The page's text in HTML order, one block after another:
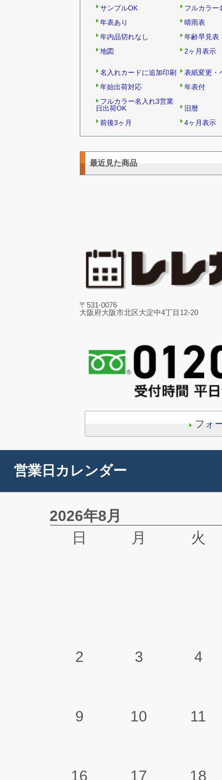
サンプルOK
フルカラー
年表あり
晴雨表
年内品切れなし
年齢早見表
地図
2ヶ月表示
名入れカードに追加印刷
表紙変更・
年始出荷対応
年表付
フルカラー名入れ3営業
日出荷OK
旧暦
前後3ヶ月
4ヶ月表示
最近見た商品
〒531-0076
大阪府大阪市北区大淀中4丁目12-20
フォ
営業日カレンダー
2026年8月
日
月 火
2 3 4
9 10 11
16 17 18